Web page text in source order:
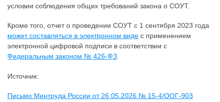
условии соблюдения общих требований закона о СОУТ.
Кроме того, отчет о проведении СОУТ с 1 сентября 2023 года
может составляться в электронном виде с применением
электронной цифровой подписи в соответствии с
Федеральным законом № 426-ФЗ
Источник:
Письмо Минтруда России от 26.05.2026 № 15-4/ООГ-903